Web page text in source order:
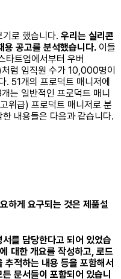
로 했습니다. 우리는 실리콘
용 공고를 분석했습니다. 이들
타트업에서부터 우버
럼 임직원 수가 10,000명이
. 51개의 프로덕트 매니저에
는 일반적인 프로덕트 매니
위급) 프로덕트 매니저로 분
내용들은 다음과 같습니다.
하게 요구되는 것은 제품설
를 담당한다고 되어 있었습
대한 개요를 작성하고, 로드
추적하는 내용 등을 포함해서
문서들이 포함되어 있습니